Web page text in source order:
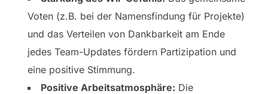
Voten (z.B. bei der Namensfindung für Projekte)
und das Verteilen von Dankbarkeit am Ende
jedes Team-Updates fördern Partizipation und
eine positive Stimmung.
Positive Arbeitsatmosphäre: Die